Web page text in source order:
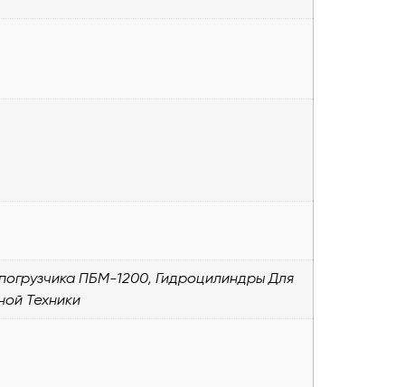
ПБМ-1200, Гидроцилиндры Для
Техники